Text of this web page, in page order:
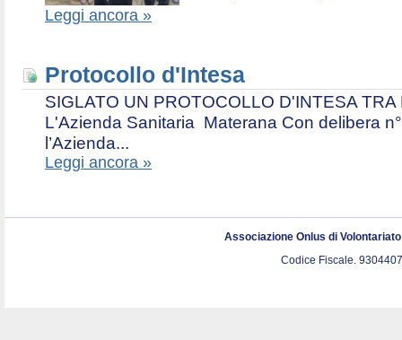
Leggi ancora »
Protocollo d'Intesa
SIGLATO UN PROTOCOLLO D'INTESA
L'Azienda Sanitaria Materana Con delibera
l’Azienda...
Leggi ancora »
Associazione Onlus di
Codice Fiscale.